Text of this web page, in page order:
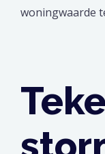
woningwaarde